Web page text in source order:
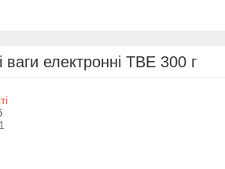
ваги електронні ТВЕ 300 г